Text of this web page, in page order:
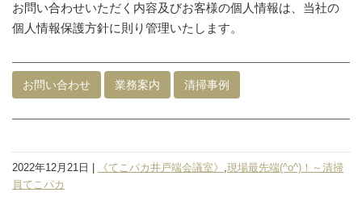
お問い合わせいただく内容及びお客様の個人情報は、当社の
個人情報保護方針に則り管理いたします。
お問い合わせ 業務案内 清掃事例
2022年12月21日 | 《てこパカ井戸端会議室》 ,現場最先端(^o^)！～清掃
員てこパカ